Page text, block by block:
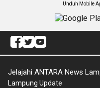
Unduh Mobile
Jelajahi ANTARA News
Lampung Update